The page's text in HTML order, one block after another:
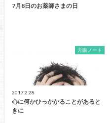
7月8日のお薬師さまの日
方眼ノート
2017.2.28
心に何かひっかかることがあると
きに